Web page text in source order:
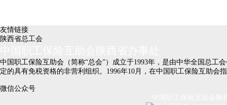
友情链接
陕西省总工会
中国职工保险互助会（简称“总会”）成立于1993年，是由中华全国总
定的具有免税资格的非营利组织。1996年10月，在中国职工保险互助
微信公众号